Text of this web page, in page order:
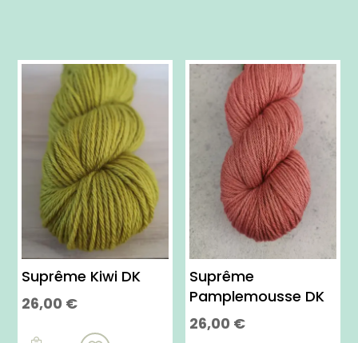
Suprême Kiwi DK
26,00 €
Suprême
Pamplemousse DK
26,00 €